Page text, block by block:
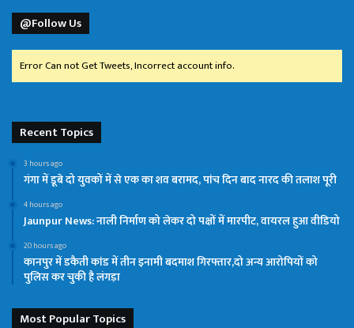
@Follow Us
Error Can not Get Tweets, Incorrect account info.
Recent Topics
3 hours ago
गंगा में डूबे दो युवकों में से एक का शव बरामद, पांच दिन बाद नारद की तलाश पूरी
4 hours ago
Jaunpur News: नाली निर्माण को लेकर दो पक्षों में मारपीट, वायरल हुआ वीडियो
20 hours ago
कानपुर में डकैती कांड में तीन इनामी बदमाश गिरफ्तार,दो अन्य आरोपियों को
पुलिस कर चुकी है लंगड़ा
Most Popular Topics